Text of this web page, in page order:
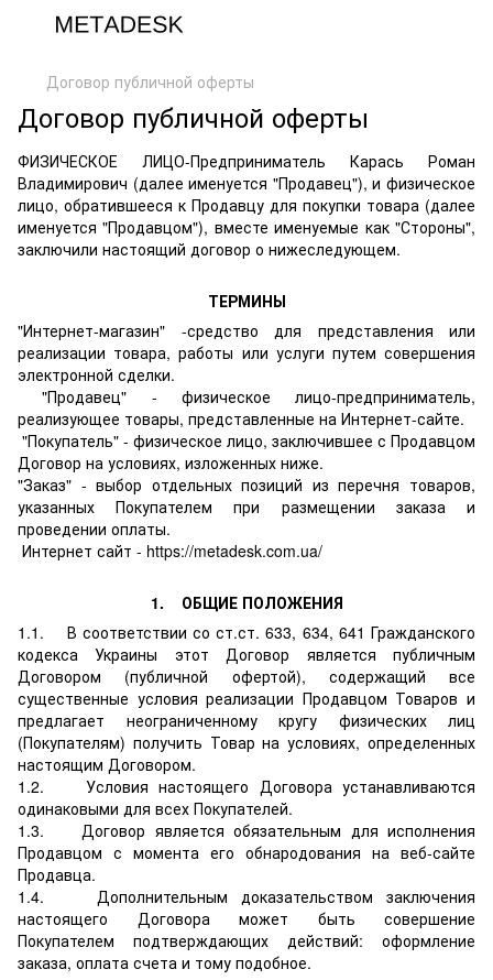
Договор публичной оферты
Договор публичной оферты
ФИЗИЧЕСКОЕ ЛИЦО-Предприниматель Карась Роман
Владимирович (далее именуется "Продавец"), и физическое
лицо, обратившееся к Продавцу для покупки товара (далее
именуется "Продавцом"), вместе именуемые как "Стороны",
заключили настоящий договор о нижеследующем.
ТЕРМИНЫ
"Интернет-магазин" -средство для представления или
реализации товара, работы или услуги путем совершения
электронной сделки.
"Продавец" - физическое лицо-предприниматель,
реализующее товары, представленные на Интернет-сайте.
"Покупатель" - физическое лицо, заключившее с Продавцом
Договор на условиях, изложенных ниже.
"Заказ" - выбор отдельных позиций из перечня товаров,
указанных Покупателем при размещении заказа и
проведении оплаты.
Интернет сайт - https://metadesk.com.ua/
1. ОБЩИЕ ПОЛОЖЕНИЯ
1.1. В соответствии со ст.ст. 633, 634, 641 Гражданского
кодекса Украины этот Договор является публичным
Договором (публичной офертой), содержащий все
существенные условия реализации Продавцом Товаров и
предлагает неограниченному кругу физических лиц
(Покупателям) получить Товар на условиях, определенных
настоящим Договором.
1.2. Условия настоящего Договора устанавливаются
одинаковыми для всех Покупателей.
1.3. Договор является обязательным для исполнения
Продавцом с момента его обнародования на веб-сайте
Продавца.
1.4. Дополнительным доказательством заключения
настоящего Договора может быть совершение
Покупателем подтверждающих действий: оформление
заказа, оплата счета и тому подобное.